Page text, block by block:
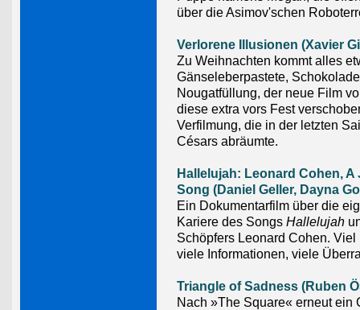
über die Asimov'schen
Verlorene Illusionen (Xavier
Zu Weihnachten kommt alles
Gänseleberpastete,
Nougatfüllung, der neue Film
diese extra vors Fest
Verfilmung, die in der letzten
Césars abräumte.
Hallelujah: Leonard Cohen, A
Song (Daniel Geller, Dayna
Ein Dokumentarfilm über die
Kariere des Songs Hallelujah
Schöpfers Leonard Cohen. Viel
viele Informationen, viele
Triangle of Sadness (Ruben
Nach »The Square« erneut ein